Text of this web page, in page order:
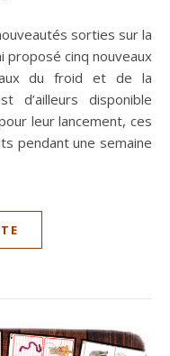
proposé cinq nouveaux
du froid et de la
d’ailleurs disponible
leur lancement, ces
pendant une semaine